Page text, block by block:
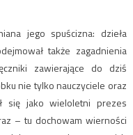
jego spuścizna: dzieła
także zagadnienia
zawierające do dziś
nie tylko nauczyciele oraz
się jako wieloletni prezes
– tu dochowam wierności